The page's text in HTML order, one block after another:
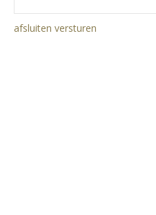
afsluiten versturen